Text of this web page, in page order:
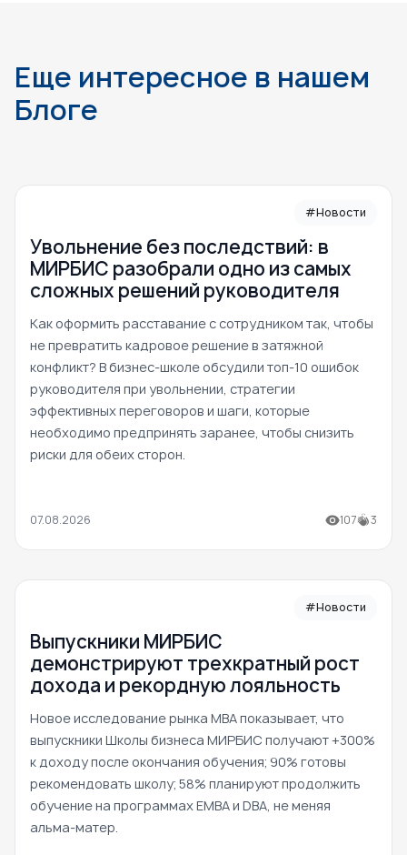
Еще интересное в нашем
Блоге
#Новости
Увольнение без последствий: в
МИРБИС разобрали одно из самых
сложных решений руководителя
Как оформить расставание с сотрудником так, чтобы
не превратить кадровое решение в затяжной
конфликт? В бизнес-школе обсудили топ-10 ошибок
руководителя при увольнении, стратегии
эффективных переговоров и шаги, которые
необходимо предпринять заранее, чтобы снизить
риски для обеих сторон.
07.08.2026 107 3
#Новости
Выпускники МИРБИС
демонстрируют трехкратный рост
дохода и рекордную лояльность
Новое исследование рынка MBA показывает, что
выпускники Школы бизнеса МИРБИС получают +300%
к доходу после окончания обучения; 90% готовы
рекомендовать школу; 58% планируют продолжить
обучение на программах EMBA и DBA, не меняя
альма-матер.